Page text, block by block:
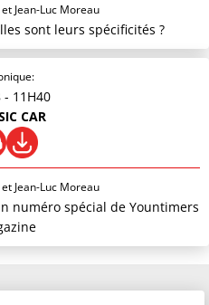
Jean-Luc Moreau
sont leurs spécificités ?
- 11H40
CAR
Jean-Luc Moreau
numéro spécial de Yountimers